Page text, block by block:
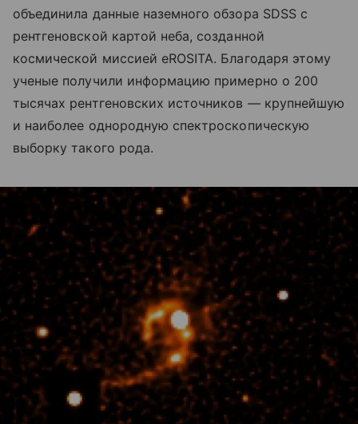
объединила данные наземного обзора SDSS с
рентгеновской картой неба, созданной
космической миссией eROSITA. Благодаря этому
ученые получили информацию примерно о 200
тысячах рентгеновских источников — крупнейшую
и наиболее однородную спектроскопическую
выборку такого рода.